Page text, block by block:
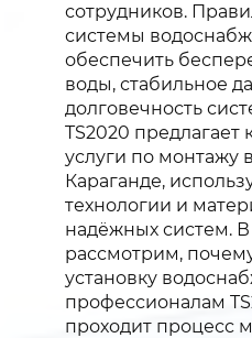
сотрудников.
системы
обеспечить
воды, стабильное
долговечность
TS2020
услуги по монтажу
Караганде,
технологии и
надёжных систем. В
рассмотрим,
установку
профессионалам
проходит процесс